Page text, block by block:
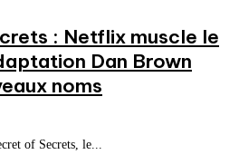
: Netflix muscle le
Dan Brown
noms
of Secrets, le...